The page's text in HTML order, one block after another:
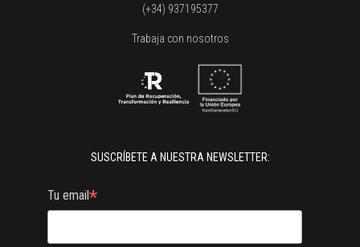
(+34) 937195377
Trabaja con nosotros
SUSCRÍBETE A NUESTRA NEWSLETTER:
Tu email*